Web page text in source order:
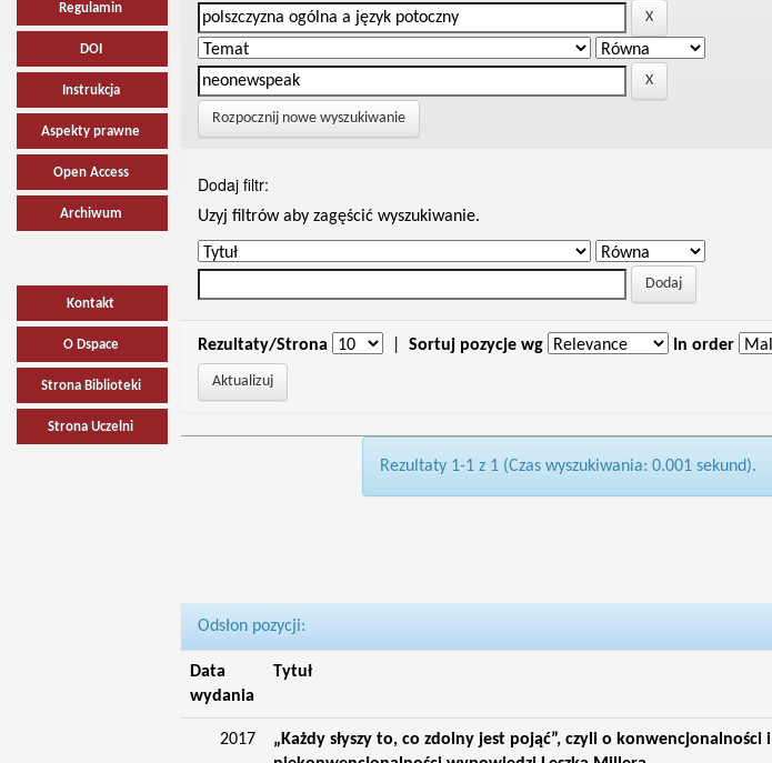
Regulamin
DOI
Instrukcja
Aspekty prawne
Open Access
Archiwum
Kontakt
O Dspace
Strona Biblioteki
Strona Uczelni
Rozpocznij nowe wyszukiwanie
Dodaj filtr:
Uzyj filtrów aby zagęścić wyszukiwanie.
Rezultaty/Strona Sortuj pozycje wg In order
Rezultaty 1-1 z 1 (Czas wyszukiwania: 0.001 sekund).
Odsłon pozycji:
Data
wydania
Tytuł
2017
„Każdy słyszy to, co zdolny jest pojąć”, czyli o konwencjonalności i